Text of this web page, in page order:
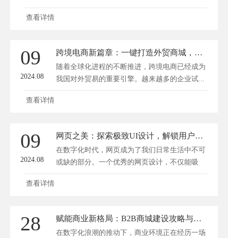
的...
查看详情
09
2024.08
跨境电商新篇章：一键打造外贸商城，赋能全球买卖梦
随着全球化进程的不断推进，跨境电商已经成为
我国对外贸易的重要引擎。越来越多的企业试...
查看详情
09
2024.08
网页之美：探索极致UI设计，解锁用户体验新境界
在数字化时代，网页成为了我们日常生活中不可
或缺的部分。一个优秀的网页设计，不仅能吸
引...
查看详情
28 赋能商业新格局：B2B商城建设攻略与未来展望
在数字化浪潮的推动下，商业环境正在经历一场